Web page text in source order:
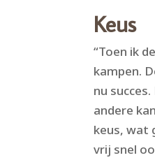
Keus
“Toen ik
kampen.
nu
andere
keus, wat
vrij snel